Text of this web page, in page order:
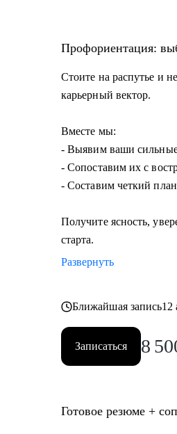
Профориентация:
Стоите на распутье и
карьерный вектор.
Вместе мы:
- Выявим ваши
- Сопоставим их с
- Составим четкий
Получите ясность,
старта.
Развернуть
Ближайшая запись12
Записаться 8
Готовое резюме +